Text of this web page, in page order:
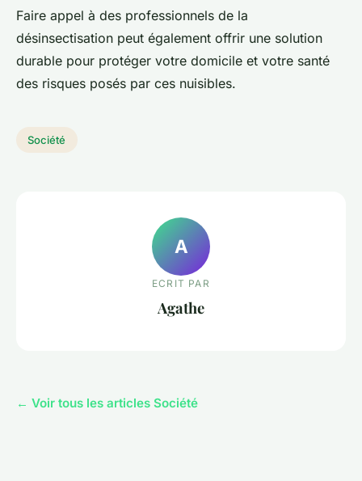
Faire appel à des professionnels de la
désinsectisation peut également offrir une solution
durable pour protéger votre domicile et votre santé
des risques posés par ces nuisibles.
Société
A
ECRIT PAR
Agathe
← Voir tous les articles Société